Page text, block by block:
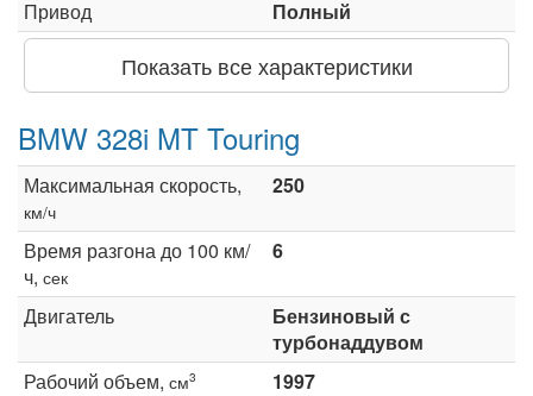
Привод
Полный
Показать все характеристики
BMW 328i MT Touring
Максимальная скорость,
км/ч
250
Время разгона до 100 км/
ч, сек
6
Двигатель
Бензиновый с
турбонаддувом
Рабочий объем, см3
1997